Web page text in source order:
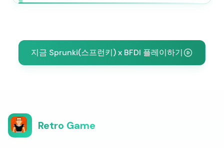
지금 Sprunki(스프런키) x BFDI 플레이하기
Retro Game